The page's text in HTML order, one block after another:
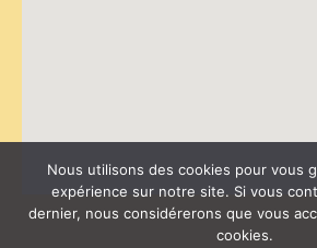
Nous utilisons des cookies pour vous
expérience sur notre site. Si vous
dernier, nous considérerons que vous
cookies.